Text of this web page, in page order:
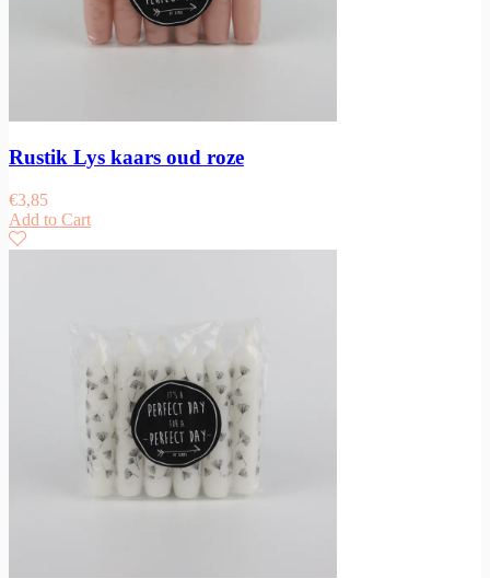
Rustik Lys kaars oud roze
€3,85
Add to Cart